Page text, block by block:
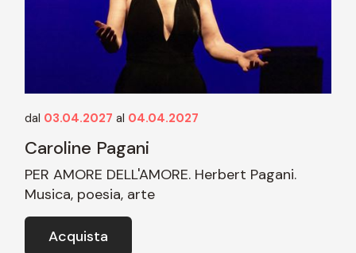
dal 03.04.2027 al 04.04.2027
Caroline Pagani
PER AMORE DELL'AMORE. Herbert Pagani.
Musica, poesia, arte
Acquista